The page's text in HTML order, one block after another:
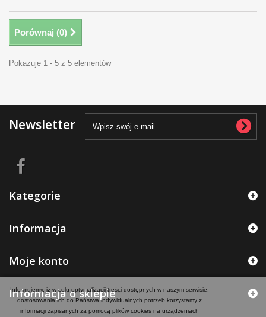
Informujemy, iż w celu optymalizacji treści dostępnych w naszym serwisie,
dostosowania ich do Państwa indywidualnych potrzeb korzystamy z
informacji zapisanych za pomocą plików cookies na urządzeniach
Porównaj (0)
Pokazuje 1 - 5 z 5 elementów
Newsletter
Kategorie
Informacja
Moje konto
Informacja o sklepie